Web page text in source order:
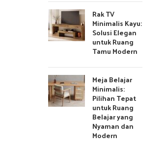
Rak TV
Minimalis Kayu:
Solusi Elegan
untuk Ruang
Tamu Modern
Meja Belajar
Minimalis:
Pilihan Tepat
untuk Ruang
Belajar yang
Nyaman dan
Modern